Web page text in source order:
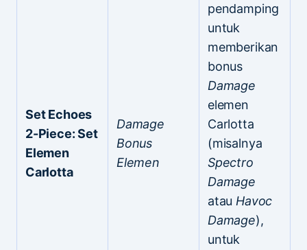
Set Echoes
2-Piece: Set
Elemen
Carlotta
Damage
Bonus
Elemen
pendamping
untuk
memberikan
bonus
Damage
elemen
Carlotta
(misalnya
Spectro
Damage
atau Havoc
Damage),
untuk